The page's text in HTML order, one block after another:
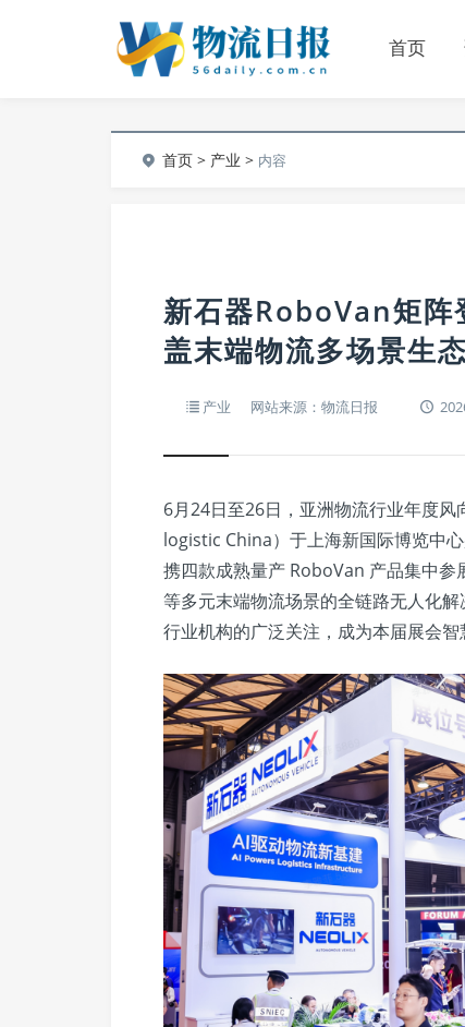
首页
首页 > 产业 > 内容
新石器RoboVan矩阵
盖末端物流多场景生态
产业 网站来源：物流日报
6月24日至26日，亚洲物流行业年度
logistic China）于上海新国际博览中
携四款成熟量产 RoboVan 产品集中
等多元末端物流场景的全链路无人化
行业机构的广泛关注，成为本届展会智